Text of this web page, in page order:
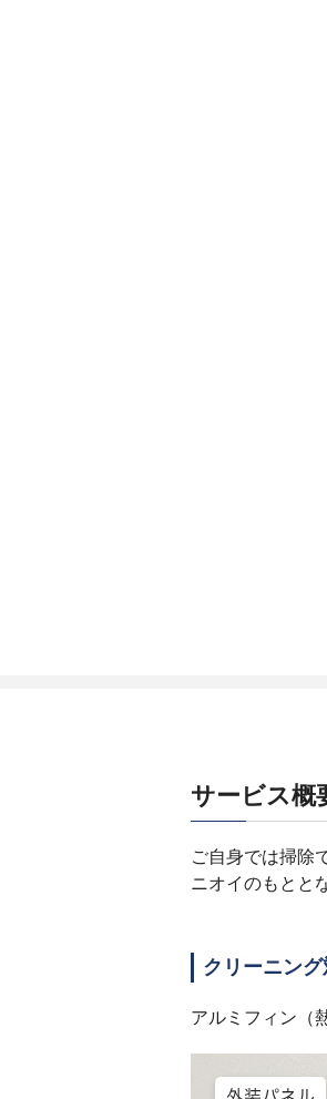
サービス概
ご自身では掃除
ニオイのもとと
クリーニン
アルミフィン（